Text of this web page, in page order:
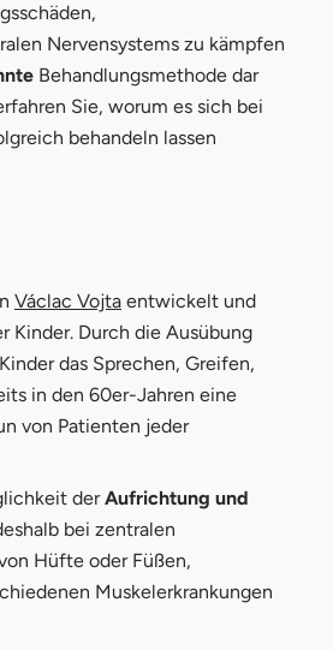
Nervensystems zu kämpfen
Behandlungsmethode dar
Sie, worum es sich bei
behandeln lassen
Václac Vojtaöffnet in neuem Fenster
entwickelt und
Kinder. Durch die Ausübung
das Sprechen, Greifen,
in den 60er-Jahren eine
von Patienten jeder
derAufrichtung und
bei zentralen
Hüfte oder Füßen,
Muskelerkrankungen